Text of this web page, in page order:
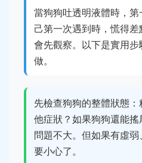
當狗狗吐透明液體時，
己第一次遇到時，慌得
會先觀察。以下是實用
做。
先檢查狗狗的整體狀態
他症狀？如果狗狗還能
問題不大。但如果有虛
要小心了。